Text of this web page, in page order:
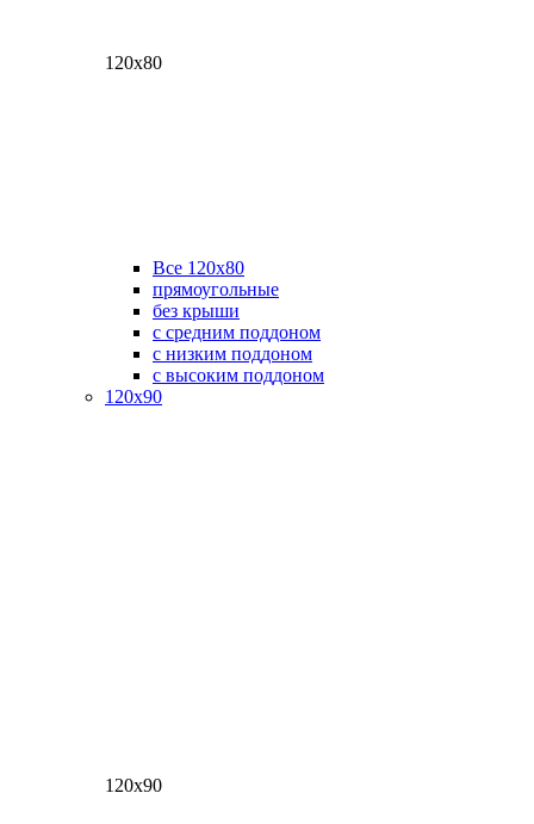
120х80
Все 120х80
прямоугольные
без крыши
с средним поддоном
с низким поддоном
с высоким поддоном
120х90
120х90